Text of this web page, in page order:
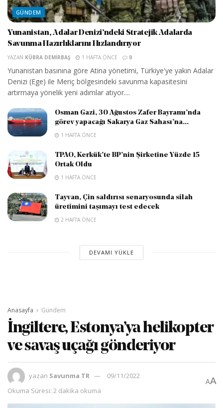
GÜNDEM
Yunanistan, Adalar Denizi’ndeki Stratejik Adalarda
Savunma Hazırlıklarını Hızlandırıyor
YAZAN KÜBRA DEMIRBAŞ 1 HAFTA ÖNCE 0
Yunanistan basınına göre Atina yönetimi, Türkiye'ye yakın Adalar
Denizi (Ege) ile Meriç bölgesindeki savunma kapasitesini
artırmaya yönelik yeni adımlar atıyor....
Osman Gazi, 30 Ağustos Zafer Bayramı’nda
görev yapacağı Sakarya Gaz Sahası’na...
1 HAFTA ÖNCE
TPAO, Kerkük’te BP’nin Şirketine Yüzde 15
Ortak Oldu
1 HAFTA ÖNCE
Tayvan, Çin saldırısı senaryosunda silah
üretimini taşımayı test edecek
2 HAFTA ÖNCE
DEVAMI YÜKLE
Anasayfa Gündem
İngiltere, Estonya’ya helikopter
ve savaş uçağı gönderiyor
yazan Savunma TR
09/11/2022
Okuma Süresi: 2 dakika okuma
AA